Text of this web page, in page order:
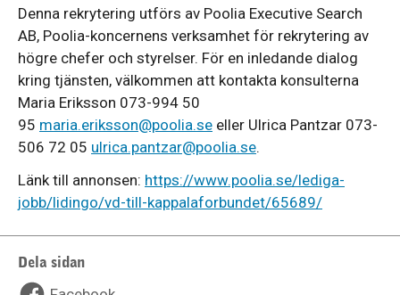
Denna rekrytering utförs av Poolia Executive Search
AB, Poolia-koncernens verksamhet för rekrytering av
högre chefer och styrelser. För en inledande dialog
kring tjänsten, välkommen att kontakta konsulterna
Maria Eriksson 073-994 50
95 maria.eriksson@poolia.se eller Ulrica Pantzar 073-
506 72 05 ulrica.pantzar@poolia.se.
Länk till annonsen: https://www.poolia.se/lediga-
jobb/lidingo/vd-till-kappalaforbundet/65689/
Dela sidan